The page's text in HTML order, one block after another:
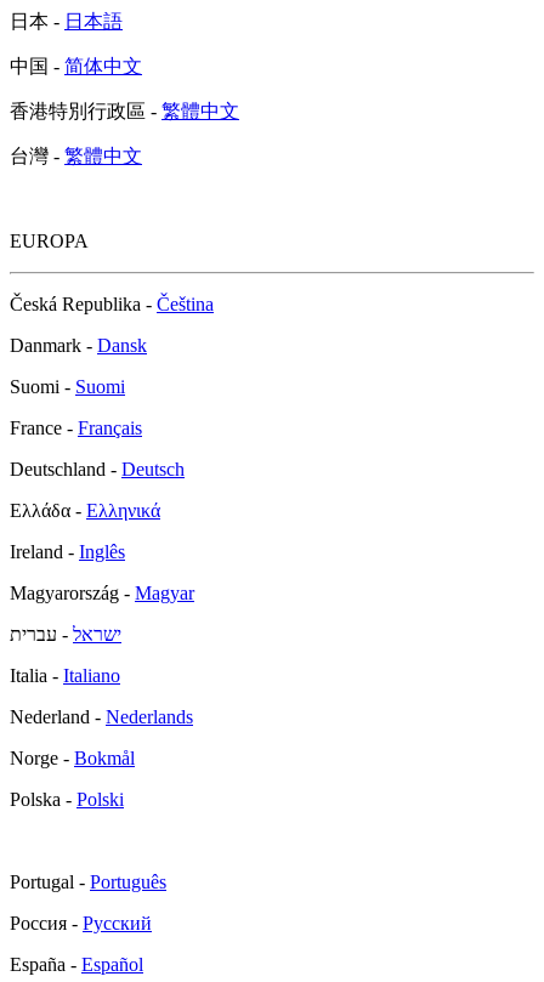
日本 - 日本語
中国 - 简体中文
香港特別行政區 - 繁體中文
台灣 - 繁體中文
EUROPA
Česká Republika - Čeština
Danmark - Dansk
Suomi - Suomi
France - Français
Deutschland - Deutsch
Ελλάδα - Ελληνικά
Ireland - Inglês
Magyarország - Magyar
ישראל - עברית
Italia - Italiano
Nederland - Nederlands
Norge - Bokmål
Polska - Polski
Portugal - Português
Россия - Русский
España - Español